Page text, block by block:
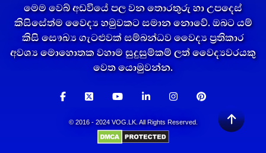
මෙම වෙබ් අඩවියේ පල වන තොරතුරු හා උපදෙස්
කිසිසේත්ම වෛද්‍ය හමුවකට සමාන නොවේ. ඔබට යම්
කිසි සෞඛ්‍ය ගැටළුවක් සම්බන්ධව වෛද්‍ය ප්‍රතිකාර
අවශ්‍ය මොහොතක වහාම සුදුසුම්කම් ලත් වෛද්‍යවරයකු
වෙත යොමුවන්න.
© 2016 - 2024 VOG.LK. All Rights Reserved.